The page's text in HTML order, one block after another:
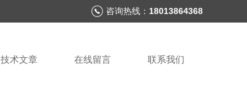
咨询热线： 18013864368
技术文章 在线留言 联系我们